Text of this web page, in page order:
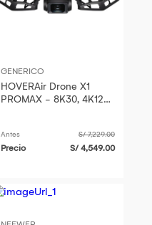
GENERICO
HOVERAir Drone X1
PROMAX - 8K30, 4K120,
Antes S/ 7,229.00
Precio S/ 4,549.00